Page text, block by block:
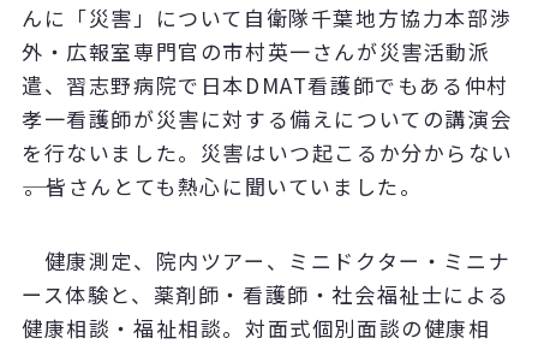
んに「災害」について自衛隊千葉地方協力本部渉
外・広報室専門官の市村英一さんが災害活動派
遣、習志野病院で日本DMAT看護師でもある仲村
孝一看護師が災害に対する備えについての講演会
を行ないました。災害はいつ起こるか分からない
――。皆さんとても熱心に聞いていました。
健康測定、院内ツアー、ミニドクター・ミニナ
ース体験と、薬剤師・看護師・社会福祉士による
健康相談・福祉相談。対面式個別面談の健康相